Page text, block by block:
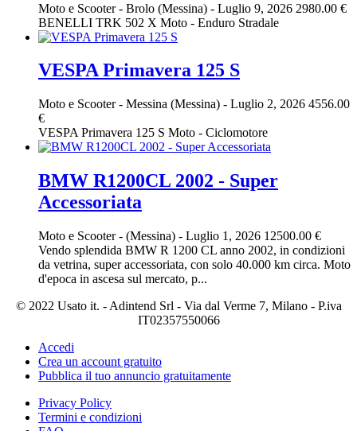
Moto e Scooter- Brolo (Messina) - Luglio 9, 2026 2980.00 €
BENELLI TRK 502 X Moto - Enduro Stradale
VESPA Primavera 125 S
Moto e Scooter- Messina (Messina) - Luglio 2, 2026 4556.00
€
VESPA Primavera 125 S Moto - Ciclomotore
BMW R1200CL 2002 - Super
Accessoriata
Moto e Scooter- (Messina) - Luglio 1, 2026 12500.00 €
Vendo splendida BMW R 1200 CL anno 2002, in condizioni
da vetrina, super accessoriata, con solo 40.000 km circa. Moto
d'epoca in ascesa sul mercato, p...
© 2022 Usato it. - Adintend Srl - Via dal Verme 7, Milano - P.iva
IT02357550066
Accedi
Crea un account gratuito
Pubblica il tuo annuncio gratuitamente
Privacy Policy
Termini e condizioni